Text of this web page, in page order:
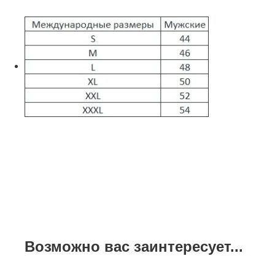
Возможно вас заинтересует...